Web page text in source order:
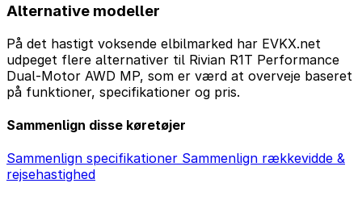
Alternative modeller
På det hastigt voksende elbilmarked har EVKX.net
udpeget flere alternativer til Rivian R1T Performance
Dual-Motor AWD MP, som er værd at overveje baseret
på funktioner, specifikationer og pris.
Sammenlign disse køretøjer
Sammenlign specifikationer Sammenlign rækkevidde &
rejsehastighed